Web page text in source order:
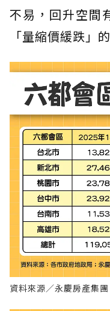
不易，回升空間
「量縮價緩跌」
資料來源／永慶房產集團